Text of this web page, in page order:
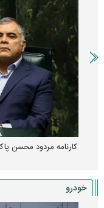
کارنامه مردود محسن
خودرو